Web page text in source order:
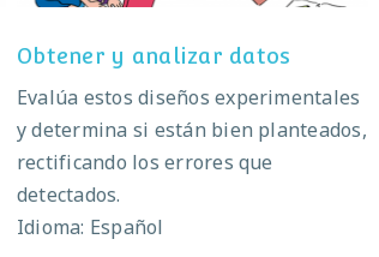
Obtener y analizar datos
Evalúa estos diseños experimentales
y determina si están bien planteados,
rectificando los errores que
detectados.
Idioma: Español